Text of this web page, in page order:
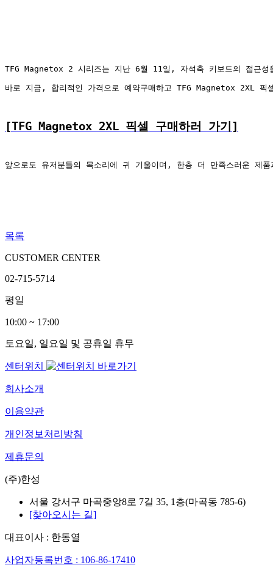
TFG Magnetox 2 시리즈는 지난 6월 11일, 자석축 키보드의 접근성
바로 지금, 합리적인 가격으로 예약구매하고 TFG Magnetox 2XL
[TFG Magnetox 2XL 픽셀 구매하러 가기]
앞으로도 유저분들의 목소리에 귀 기울이며, 한층 더 만족스러운 제
목록
CUSTOMER CENTER
02-715-5714
평일
10:00 ~ 17:00
토요일, 일요일 및 공휴일 휴무
센터위치
회사소개
이용약관
개인정보처리방침
제휴문의
(주)한성
서울 강서구 마곡중앙8로 7길 35, 1층(마곡동 785-6)
[찾아오시는 길]
대표이사 : 한동열
사업자등록번호 : 106-86-17410